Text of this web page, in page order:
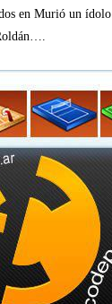
en Murió un ídolo